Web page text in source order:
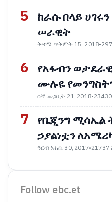
5
ከራሱ በላይ
ሠራዊት
ቅዳሜ ጥቅምት 15, 2018•
6
የአፋብን
ሙሉዬ
ሰኞ መጋቢት 21, 2018•
7
የቤጂንግ ሚሳኤል
ኃያልነቷን
ዓርብ ነሐሴ 30, 2017•
Follow ebc.et